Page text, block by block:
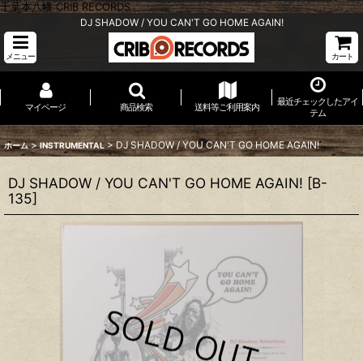
千葉本八幡 CRIB RECORDS
DJ SHADOW / YOU CAN'T GO HOME AGAIN!
メニュー カート
マイページ 商品検索 送料等ご利用案内
最近チェックしたアイ
テム
ホーム > INSTRUMENTAL > DJ SHADOW / YOU CAN'T GO HOME AGAIN!
DJ SHADOW / YOU CAN'T GO HOME AGAIN! [B-
135]